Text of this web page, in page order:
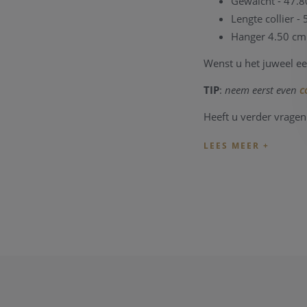
Lengte collier -
Hanger 4.50 cm
Wenst u het juweel
TIP: neem eerst even
Heeft u verder